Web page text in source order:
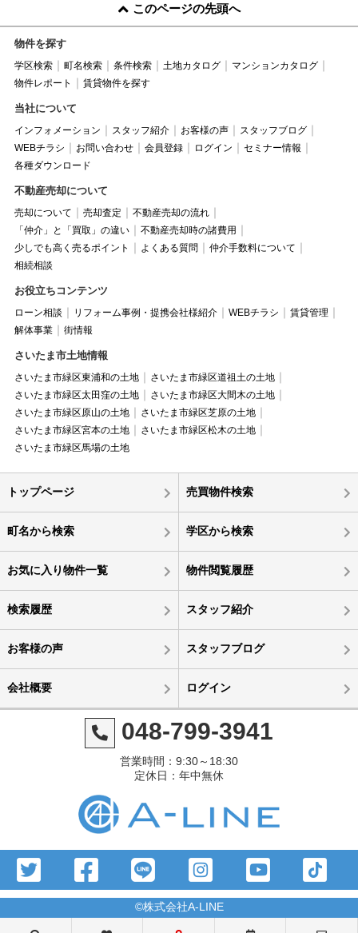
このページの先頭へ
物件を探す
学区検索 町名検索 条件検索 土地カタログ
マンションカタログ
物件レポート
賃貸物件を探す
当社について
インフォメーション スタッフ紹介 お客様の声
スタッフブログ
WEBチラシ
お問い合わせ 会員登録 ログイン
セミナー情報
各種ダウンロード
不動産売却について
売却について 売却査定
不動産売却の流れ
「仲介」と「買取」の違い
不動産売却時の諸費用
少しでも高く売るポイント
よくある質問
仲介手数料について
相続相談
お役立ちコンテンツ
ローン相談 リフォーム事例・提携会社様紹介 WEBチラシ
賃貸管理
解体事業
街情報
さいたま市土地情報
さいたま市緑区東浦和の土地
さいたま市緑区道祖土の土地
さいたま市緑区太田窪の土地
さいたま市緑区大間木の土地
さいたま市緑区原山の土地
さいたま市緑区芝原の土地
さいたま市緑区宮本の土地
さいたま市緑区松木の土地
さいたま市緑区馬場の土地
トップページ 売買物件検索
町名から検索 学区から検索
お気に入り物件一覧 物件閲覧履歴
検索履歴 スタッフ紹介
お客様の声 スタッフブログ
会社概要 ログイン
048-799-3941
営業時間：9:30～18:30
定休日：年中無休
©株式会社A-LINE